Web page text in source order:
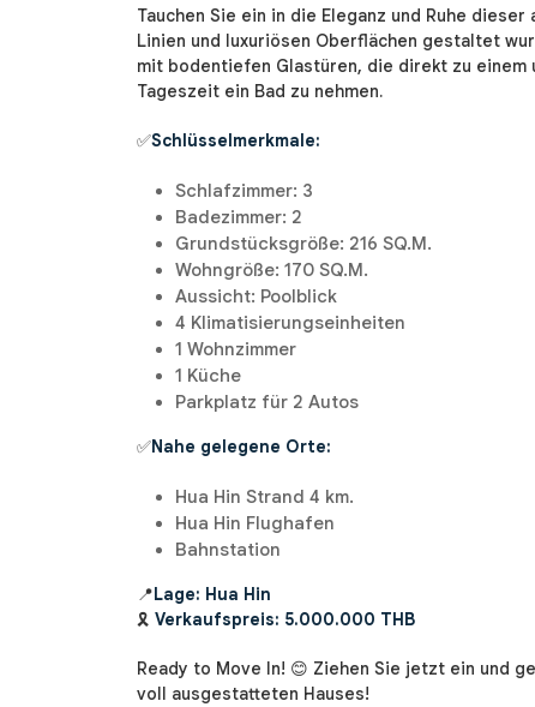
Tauchen Sie ein in die Eleganz und Ruhe
Linien und luxuriösen Oberflächen gestaltet
mit bodentiefen Glastüren, die direkt zu
Tageszeit ein Bad zu nehmen.
✅Schlüsselmerkmale:
Schlafzimmer: 3
Badezimmer: 2
Grundstücksgröße: 216 SQ.M.
Wohngröße: 170 SQ.M.
Aussicht: Poolblick
4 Klimatisierungseinheiten
1 Wohnzimmer
1 Küche
Parkplatz für 2 Autos
✅Nahe gelegene Orte:
Hua Hin Strand 4 km.
Hua Hin Flughafen
Bahnstation
📍Lage: Hua Hin
🎗️ Verkaufspreis: 5.000.000 THB
Ready to Move In! 😊 Ziehen Sie jetzt ein und
voll ausgestatteten Hauses!